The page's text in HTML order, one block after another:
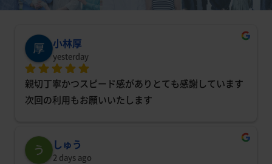
小林厚
yesterday
親切丁寧かつスピード感がありとても感謝しています
次回の利用もお願いいたします
しゅう
2 days ago